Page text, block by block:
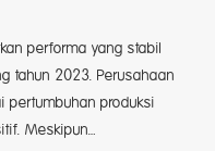
performa yang stabil
tahun 2023. Perusahaan
pertumbuhan produksi
Meskipun…